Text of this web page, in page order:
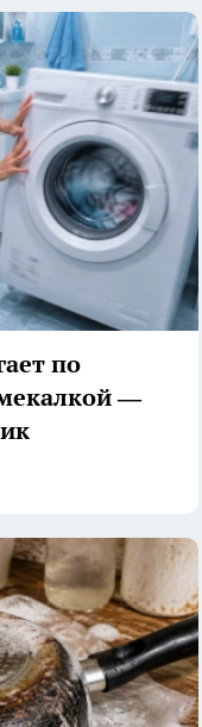
по
—